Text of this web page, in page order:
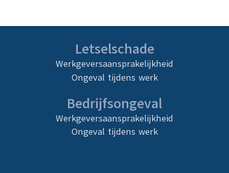
Letselschade
Werkgeversaansprakelijkheid
Ongeval tijdens werk
Bedrijfsongeval
Werkgeversaansprakelijkheid
Ongeval tijdens werk